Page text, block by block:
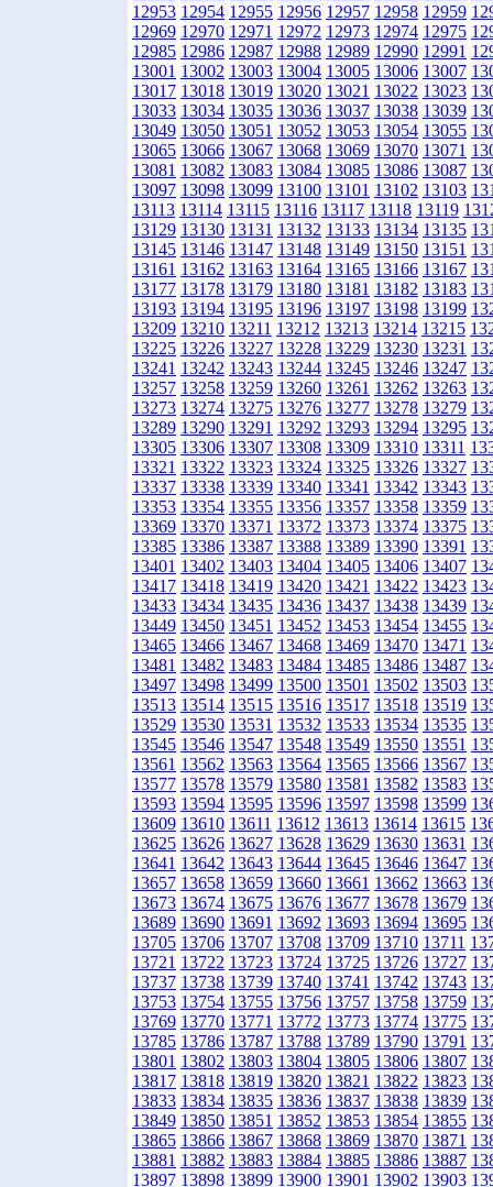
12953 12954 12955 12956 12957 12958 12959
12969 12970 12971 12972 12973 12974 12975
12985 12986 12987 12988 12989 12990 12991
13001 13002 13003 13004 13005 13006 13007
13017 13018 13019 13020 13021 13022 13023
13033 13034 13035 13036 13037 13038 13039
13049 13050 13051 13052 13053 13054 13055
13065 13066 13067 13068 13069 13070 13071
13081 13082 13083 13084 13085 13086 13087
13097 13098 13099 13100 13101 13102 13103
13113 13114 13115 13116 13117 13118 13119
13129 13130 13131 13132 13133 13134 13135
13145 13146 13147 13148 13149 13150 13151
13161 13162 13163 13164 13165 13166 13167
13177 13178 13179 13180 13181 13182 13183
13193 13194 13195 13196 13197 13198 13199
13209 13210 13211 13212 13213 13214 13215
13225 13226 13227 13228 13229 13230 13231
13241 13242 13243 13244 13245 13246 13247
13257 13258 13259 13260 13261 13262 13263
13273 13274 13275 13276 13277 13278 13279
13289 13290 13291 13292 13293 13294 13295
13305 13306 13307 13308 13309 13310 13311
13321 13322 13323 13324 13325 13326 13327
13337 13338 13339 13340 13341 13342 13343
13353 13354 13355 13356 13357 13358 13359
13369 13370 13371 13372 13373 13374 13375
13385 13386 13387 13388 13389 13390 13391
13401 13402 13403 13404 13405 13406 13407
13417 13418 13419 13420 13421 13422 13423
13433 13434 13435 13436 13437 13438 13439
13449 13450 13451 13452 13453 13454 13455
13465 13466 13467 13468 13469 13470 13471
13481 13482 13483 13484 13485 13486 13487
13497 13498 13499 13500 13501 13502 13503
13513 13514 13515 13516 13517 13518 13519
13529 13530 13531 13532 13533 13534 13535
13545 13546 13547 13548 13549 13550 13551
13561 13562 13563 13564 13565 13566 13567
13577 13578 13579 13580 13581 13582 13583
13593 13594 13595 13596 13597 13598 13599
13609 13610 13611 13612 13613 13614 13615
13625 13626 13627 13628 13629 13630 13631
13641 13642 13643 13644 13645 13646 13647
13657 13658 13659 13660 13661 13662 13663
13673 13674 13675 13676 13677 13678 13679
13689 13690 13691 13692 13693 13694 13695
13705 13706 13707 13708 13709 13710 13711
13721 13722 13723 13724 13725 13726 13727
13737 13738 13739 13740 13741 13742 13743
13753 13754 13755 13756 13757 13758 13759
13769 13770 13771 13772 13773 13774 13775
13785 13786 13787 13788 13789 13790 13791
13801 13802 13803 13804 13805 13806 13807
13817 13818 13819 13820 13821 13822 13823
13833 13834 13835 13836 13837 13838 13839
13849 13850 13851 13852 13853 13854 13855
13865 13866 13867 13868 13869 13870 13871
13881 13882 13883 13884 13885 13886 13887
13897 13898 13899 13900 13901 13902 13903